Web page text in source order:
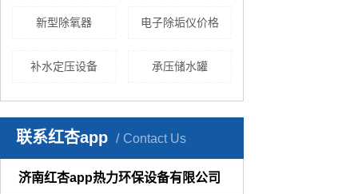
新型除氧器 电子除垢仪价格
补水定压设备 承压储水罐
联系红杏app Contact Us
济南红杏app热力环保设备有限公司